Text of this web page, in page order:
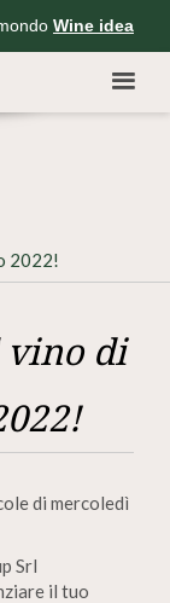
Wine idea
2022!
vino di
di mercoledì
Srl
il tuo